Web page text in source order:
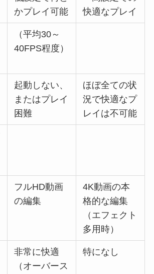
かプレイ可能
快適なプレイ
（平均30～
40FPS程度）
起動しない、
またはプレイ
困難
ほぼ全ての状
況で快適なプ
レイは不可能
フルHD動画
の編集
4K動画の本
格的な編集
（エフェクト
多用時）
非常に快適
（オーバース
特になし